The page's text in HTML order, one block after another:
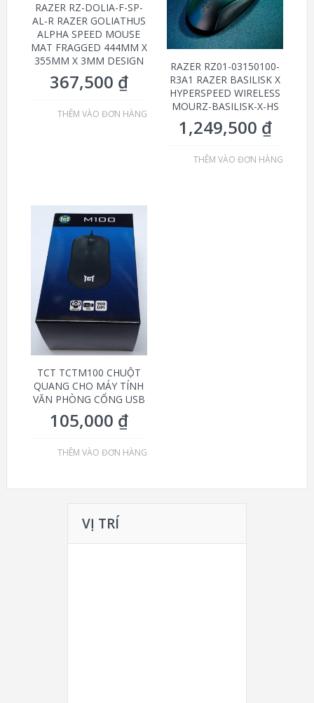
RAZER RZ-DOLIA-F-SP-
AL-R RAZER GOLIATHUS
ALPHA SPEED MOUSE
MAT FRAGGED 444MM X
355MM X 3MM DESIGN
367,500 ₫
THÊM VÀO ĐƠN HÀNG
RAZER RZ01-03150100-
R3A1 RAZER BASILISK X
HYPERSPEED WIRELESS
MOURZ-BASILISK-X-HS
1,249,500 ₫
THÊM VÀO ĐƠN HÀNG
TCT TCTM100 CHUỘT
QUANG CHO MÁY TÍNH
VĂN PHÒNG CỔNG USB
105,000 ₫
THÊM VÀO ĐƠN HÀNG
VỊ TRÍ